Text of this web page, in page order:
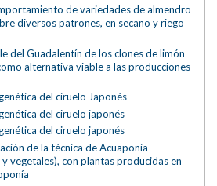
de variedades de almendro
diversos patrones, en secano y riego
del Guadalentín de los clones de limón
alternativa viable a las producciones
del ciruelo Japonés
del ciruelo japonés
del ciruelo japonés
de la técnica de Acuaponia
vegetales), con plantas producidas en